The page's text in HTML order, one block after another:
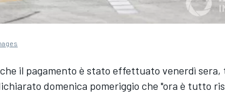
il pagamento è stato effettuato venerdì sera,
domenica pomeriggio che "ora è tutto